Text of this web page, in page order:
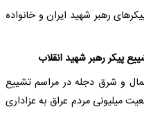
رهبر شهید ایران و خانواده‌
پیکر رهبر شهید انقلاب
و شرق دجله در مراسم تشییع
میلیونی مردم عراق به عزاداری